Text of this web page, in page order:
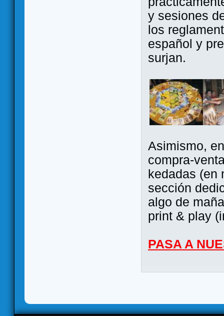
y sesiones
los
español y
surjan.
Asimismo,
compra-
kedadas (en
sección
algo de
print & play
PASA A